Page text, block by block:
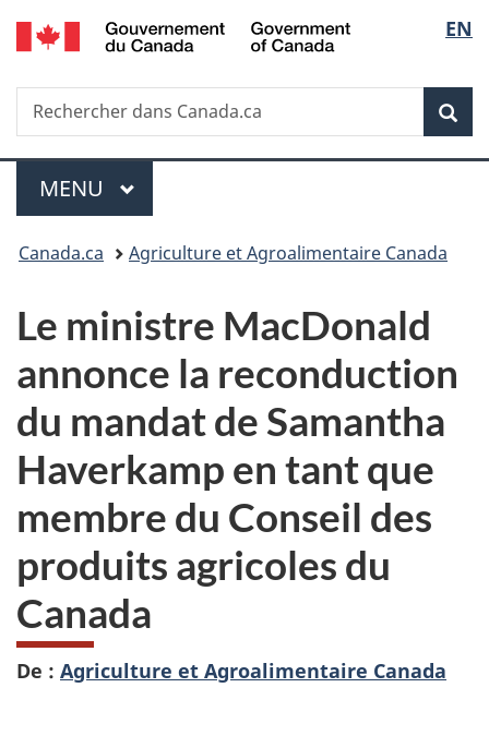
Passer
au
principal
Passer
à
Au
du
Passer
à
version
simplifiée
de
la
EN
Recherche
Rechercher
dans
Menu
MENU PRINCIPAL
Vous
ici :
Canada.ca Agriculture et Agroalimentaire Canada
Le ministre MacDonald
annonce la reconduction
du mandat de Samantha
Haverkamp en tant que
membre du Conseil des
produits agricoles du
Canada
De : Agriculture et Agroalimentaire Canada